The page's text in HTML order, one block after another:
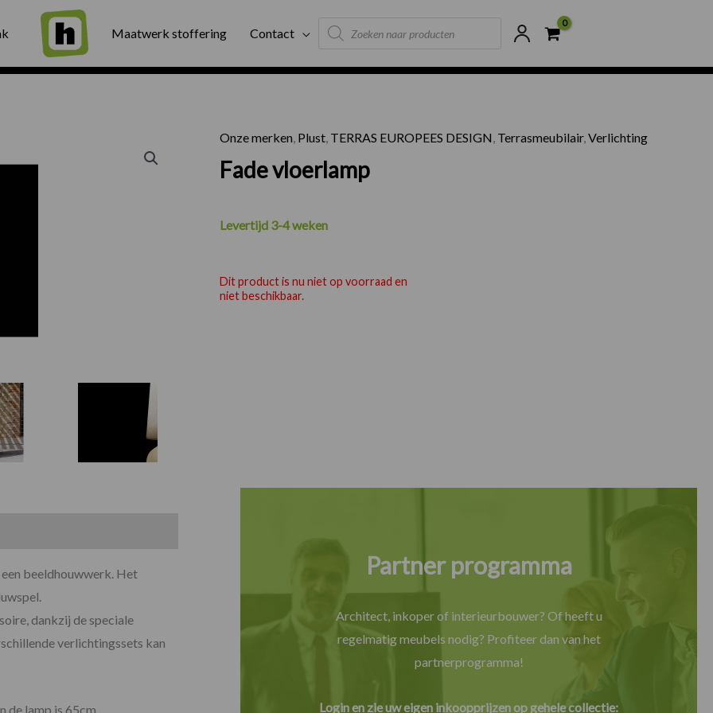
Maatwerk stoffering Contact
Products
search
Binnen twee werkdagen geleverd Externe voorraad Scherpste prijzen van NL
Onze merken, Plust, TERRAS EUROPEES DESIGN, Terrasmeubilair,Verlichting
Fade vloerlamp
Levertijd 3-4 weken
Dit product is nu niet op voorraad en
niet beschikbaar.
beeldhouwwerk. Het
dankzij de speciale
verlichtingssets kan
de lamp is 65cm.
Partner programma
Architect, inkoper of interieurbouwer? Of heeft u
regelmatig meubels nodig? Profiteer dan van het
partnerprogramma!
Login en zie uw eigen inkoopprijzen op gehele collectie: